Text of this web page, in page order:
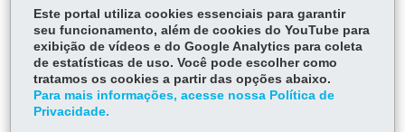
LOCAIS DE ATENDIMENTO
ÓRGÃO RESPONSÁVEL
DEIXE SUA OPINIÃO
Este portal utiliza cookies essenciais para garantir
seu funcionamento, além de cookies do YouTube para
exibição de vídeos e do Google Analytics para coleta
de estatísticas de uso. Você pode escolher como
tratamos os cookies a partir das opções abaixo.
Para mais informações, acesse nossa Política de
Privacidade.